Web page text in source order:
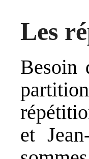
Les
Besoin
et